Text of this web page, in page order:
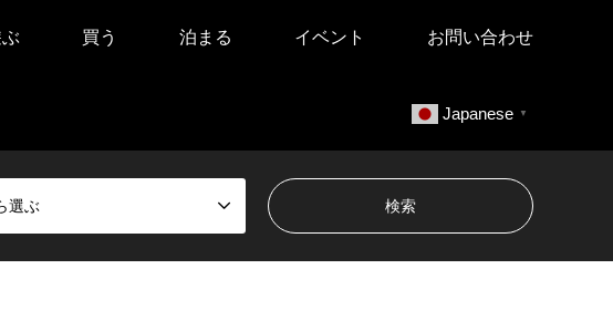
買う 泊まる イベント お問い合わせ
Japanese ▼
選ぶ